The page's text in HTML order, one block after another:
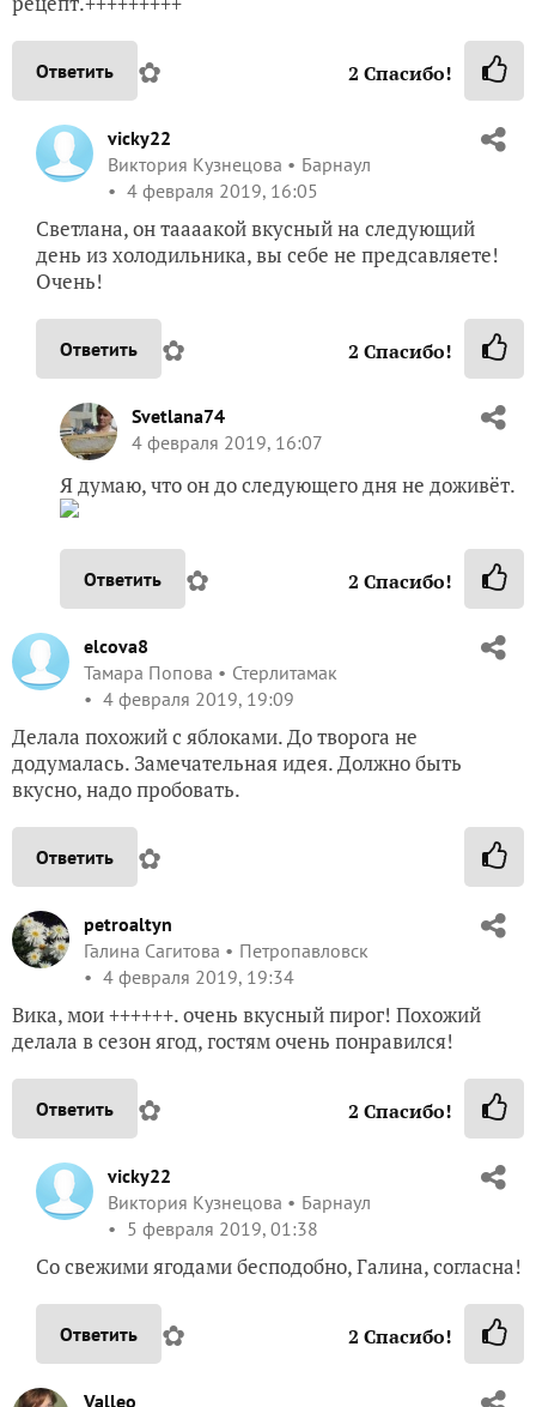
Ответить ✿ 2 Спасибо!
vicky22
Виктория Кузнецова
Барнаул
4 февраля 2019, 16:05
Светлана, он таааакой вкусный на следующий
день из холодильника, вы себе не предсавляете!
Очень!
Ответить ✿ 2 Спасибо!
Svetlana74
4 февраля 2019, 16:07
Я думаю, что он до следующего дня не доживёт.
Ответить ✿ 2 Спасибо!
elcova8
Тамара Попова
Стерлитамак
4 февраля 2019, 19:09
Делала похожий с яблоками. До творога не
додумалась. Замечательная идея. Должно быть
вкусно, надо пробовать.
Ответить ✿
petroaltyn
Галина Сагитова
Петропавловск
4 февраля 2019, 19:34
Вика, мои ++++++. очень вкусный пирог! Похожий
делала в сезон ягод, гостям очень понравился!
Ответить ✿ 2 Спасибо!
vicky22
Виктория Кузнецова
Барнаул
5 февраля 2019, 01:38
Со свежими ягодами бесподобно, Галина, согласна!
Ответить ✿ 2 Спасибо!
Valleo